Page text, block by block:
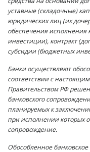
уставные (складочные)
юридических лиц (их
обеспечения исполнения
инвестиции), контракт
субсидии (бюджетных
Банки осуществляют
соответствии с
Правительством РФ
банковского
планируемых к
при исполнении которых
сопровождение.
Обособленное